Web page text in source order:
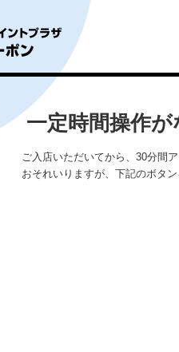
一定時間操作
ご入店いただいてから、30分間
おそれいりますが、下記のボタ